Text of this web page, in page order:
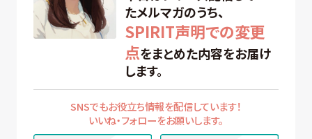
たメルマガのうち、
SPIRIT声明での変更
点をまとめた内容をお届け
します。
SNSでもお役立ち情報を配信しています！
いいね・フォローをお願いします。